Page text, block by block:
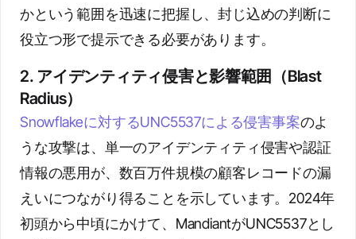
かという範囲を迅速に把握し、封じ込めの判断に
役立つ形で提示できる必要があります。
2. アイデンティティ侵害と影響範囲（Blast
Radius）
Snowflakeに対するUNC5537による侵害事案のよ
うな攻撃は、単一のアイデンティティ侵害や認証
情報の悪用が、数百万件規模の顧客レコードの漏
えいにつながり得ることを示しています。2024年
初頭から中頃にかけて、MandiantがUNC5537とし